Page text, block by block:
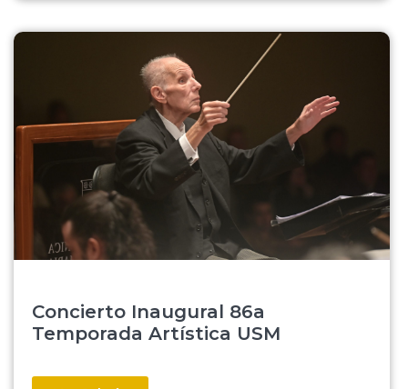
Concierto Inaugural 86a
Temporada Artística USM